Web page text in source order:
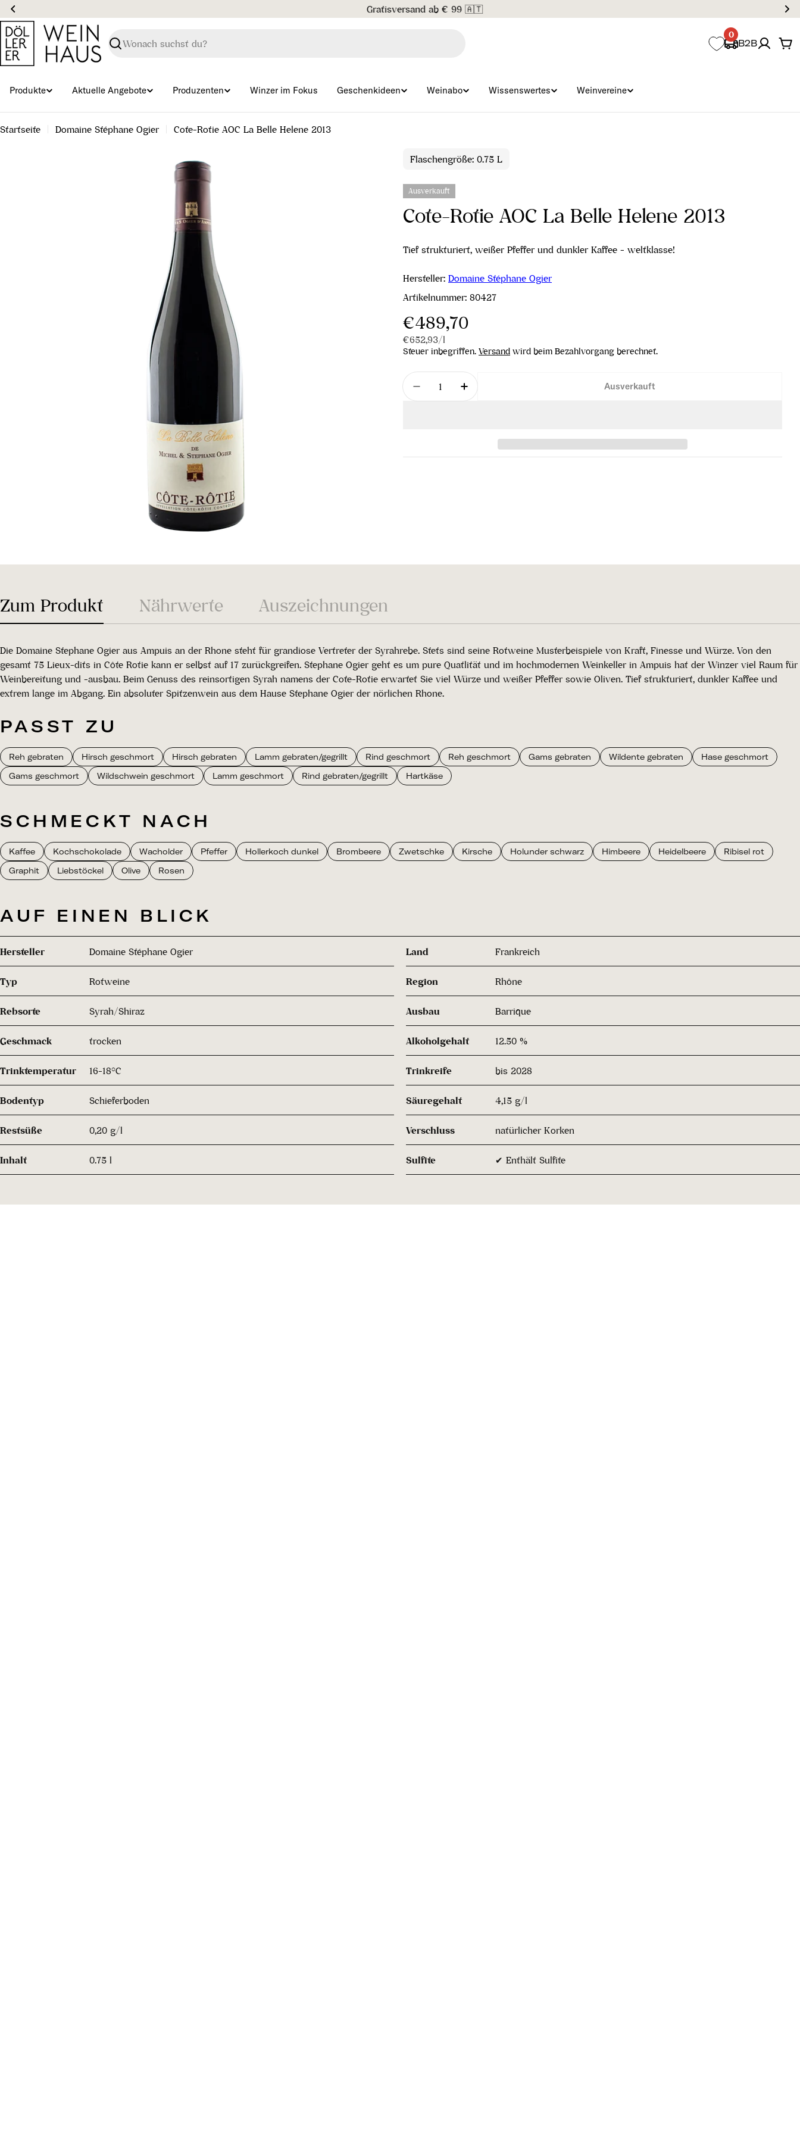
Zum
Inhalt
springen
Gratisversand ab € 99 🇦🇹
Suchen
0
B2B
Produkte Aktuelle Angebote Produzenten Winzer im Fokus Geschenkideen Weinabo Wissenswertes Weinvereine
Startseite Domaine Stéphane Ogier Cote-Rotie AOC La Belle Helene 2013
Flaschengröße: 0.75 L
Ausverkauft
Cote-Rotie AOC La Belle Helene 2013
Tief strukturiert, weißer Pfeffer und dunkler Kaffee - weltklasse!
Hersteller: Domaine Stéphane Ogier
Artikelnummer: 80427
Regulärer
Preis
€489,70
Stückpreis
€652,93/pro
l
Steuer inbegriffen. Versand wird beim Bezahlvorgang berechnet.
Menge
Menge für Cote-Rotie AOC La Belle Helene 2013 verringern
Menge für Cote-Rotie AOC La Belle Helene 2013 erhöhen
Ausverkauft
Zum Produkt Nährwerte Auszeichnungen
Die Domaine Stephane Ogier aus Ampuis an der Rhone steht für grandiose Vertreter der Syrahrebe. Stets sind seine Rotweine Musterbeispiele von Kraft, Finesse und Würze. Von den
gesamt 75 Lieux-dits in Côte Rotie kann er selbst auf 17 zurückgreifen. Stephane Ogier geht es um pure Quatlität und im hochmodernen Weinkeller in Ampuis hat der Winzer viel Raum für
Weinbereitung und -ausbau. Beim Genuss des reinsortigen Syrah namens der Cote-Rotie erwartet Sie viel Würze und weißer Pfeffer sowie Oliven. Tief strukturiert, dunkler Kaffee und
extrem lange im Abgang. Ein absoluter Spitzenwein aus dem Hause Stephane Ogier der nörlichen Rhone.
PASST ZU
Reh gebraten Hirsch geschmort Hirsch gebraten Lamm gebraten/gegrillt Rind geschmort Reh geschmort Gams gebraten Wildente gebraten
Hase geschmort
Gams geschmort
Wildschwein geschmort Lamm geschmort Rind gebraten/gegrillt Hartkäse
SCHMECKT NACH
Kaffee Kochschokolade Wacholder Pfeffer Hollerkoch dunkel Brombeere Zwetschke Kirsche Holunder schwarz Himbeere Heidelbeere
Ribisel rot
Graphit
Liebstöckel Olive Rosen
AUF EINEN BLICK
Hersteller Domaine Stéphane Ogier Land Frankreich
Typ Rotweine Region Rhône
Rebsorte Syrah/Shiraz Ausbau Barrique
Geschmack trocken Alkoholgehalt 12.50 %
Trinktemperatur 16-18°C Trinkreife bis 2028
Bodentyp Schieferboden Säuregehalt 4,15 g/l
Restsüße 0,20 g/l Verschluss natürlicher Korken
Inhalt 0.75 l Sulfite ✔ Enthält Sulfite